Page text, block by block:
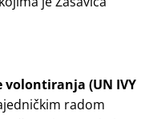
volontiranja (UN IVY
radom